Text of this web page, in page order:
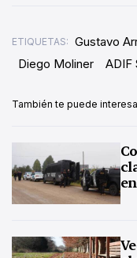
ETIQUETAS: Gustavo
Diego Moliner
ADIF
También te puede